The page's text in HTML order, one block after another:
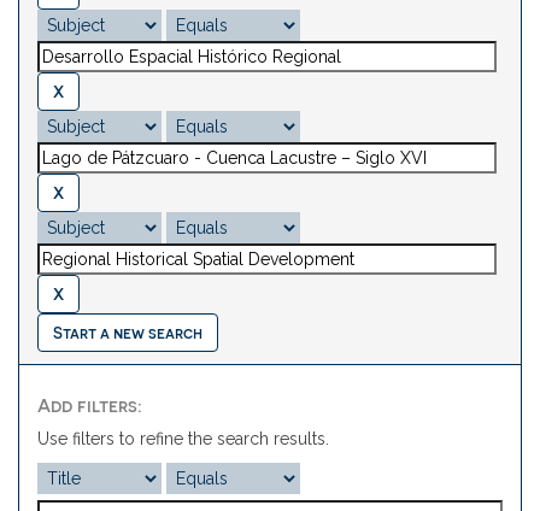
Start a new search
Add filters:
Use filters to refine the search results.